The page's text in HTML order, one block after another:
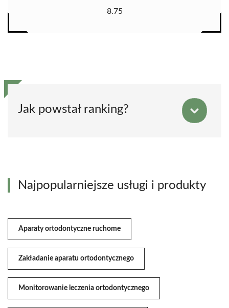
8.75
Jak powstał ranking?
Najpopularniejsze usługi i produkty
Aparaty ortodontyczne ruchome
Zakładanie aparatu ortodontycznego
Monitorowanie leczenia ortodontycznego